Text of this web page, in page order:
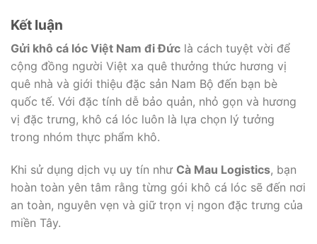
Kết luận
Gửi khô cá lóc Việt Nam đi Đức là cách tuyệt vời để
cộng đồng người Việt xa quê thưởng thức hương vị
quê nhà và giới thiệu đặc sản Nam Bộ đến bạn bè
quốc tế. Với đặc tính dễ bảo quản, nhỏ gọn và hương
vị đặc trưng, khô cá lóc luôn là lựa chọn lý tưởng
trong nhóm thực phẩm khô.
Khi sử dụng dịch vụ uy tín như Cà Mau Logistics, bạn
hoàn toàn yên tâm rằng từng gói khô cá lóc sẽ đến nơi
an toàn, nguyên vẹn và giữ trọn vị ngon đặc trưng của
miền Tây.